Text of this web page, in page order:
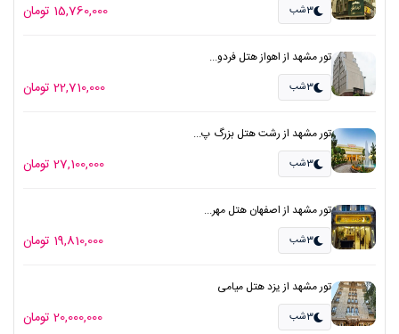
3شب 15,760,000 تومان
تور مشهد از اهواز هتل فردو...
3شب 22,710,000 تومان
تور مشهد از رشت هتل بزرگ پ...
3شب 27,100,000 تومان
تور مشهد از اصفهان هتل مهر...
3شب 19,810,000 تومان
تور مشهد از یزد هتل میامی
3شب 20,000,000 تومان